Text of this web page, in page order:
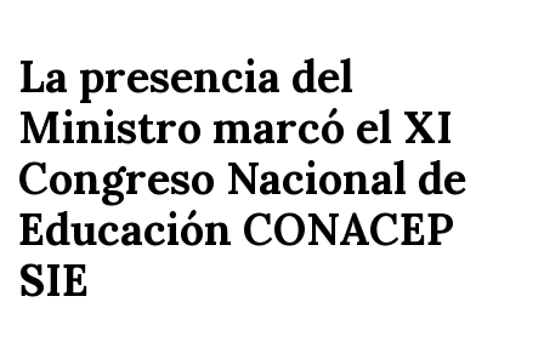
La presencia del
Ministro marcó el XI
Congreso Nacional de
Educación CONACEP
SIE